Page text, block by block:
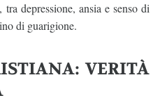
depressione, ansia e senso di
di guarigione.
VERITÀ